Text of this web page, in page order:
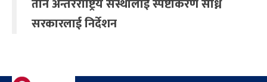
तीन अन्तरराष्ट्रिय संस्थालाई स्पष्टीकरण सोध्न
सरकारलाई निर्देशन